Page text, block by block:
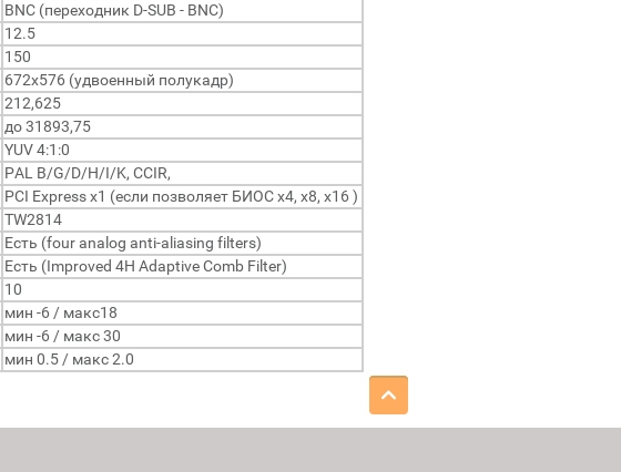
BNC (переходник D-SUB - BNC)
12.5
150
672х576 (удвоенный полукадр)
212,625
до 31893,75
YUV 4:1:0
PAL B/G/D/H/I/K, CCIR,
PCI Express x1 (если позволяет БИОС x4, x8, x16 )
TW2814
Есть (four analog anti-aliasing filters)
Есть (Improved 4H Adaptive Comb Filter)
10
мин -6 / макс18
мин -6 / макс 30
мин 0.5 / макс 2.0